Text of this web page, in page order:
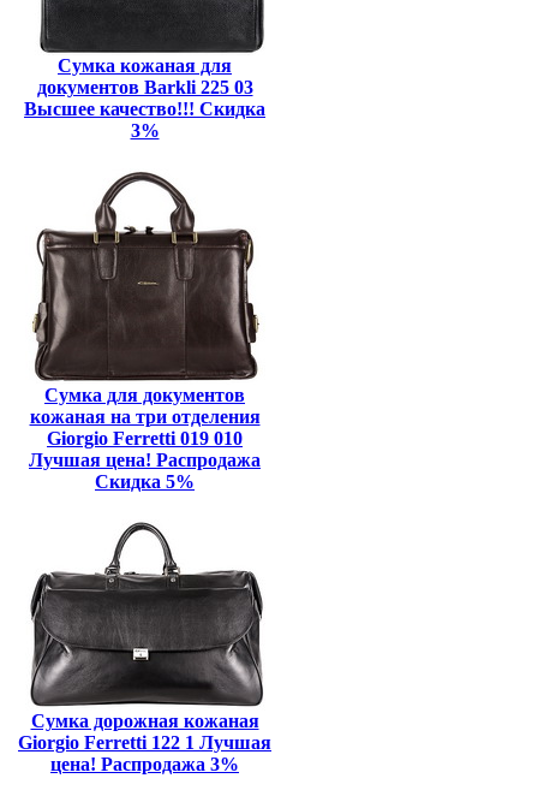
Сумка кожаная для
документов Barkli 225 03
Высшее качество!!! Скидка
3%
Сумка для документов
кожаная на три отделения
Giorgio Ferretti 019 010
Лучшая цена! Распродажа
Скидка 5%
Сумка дорожная кожаная
Giorgio Ferretti 122 1 Лучшая
цена! Распродажа 3%